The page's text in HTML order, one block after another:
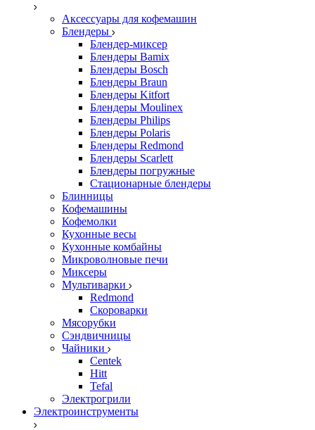
Аксессуары для кофемашин
Блендеры
Блендер-миксер
Блендеры Bamix
Блендеры Bosch
Блендеры Braun
Блендеры Kitfort
Блендеры Moulinex
Блендеры Philips
Блендеры Polaris
Блендеры Redmond
Блендеры Scarlett
Блендеры погружные
Стационарные блендеры
Блинницы
Кофемашины
Кофемолки
Кухонные весы
Кухонные комбайны
Микроволновые печи
Миксеры
Мультиварки
Redmond
Скороварки
Мясорубки
Сэндвичницы
Чайники
Centek
Hitt
Tefal
Электрогрили
Электроинструменты